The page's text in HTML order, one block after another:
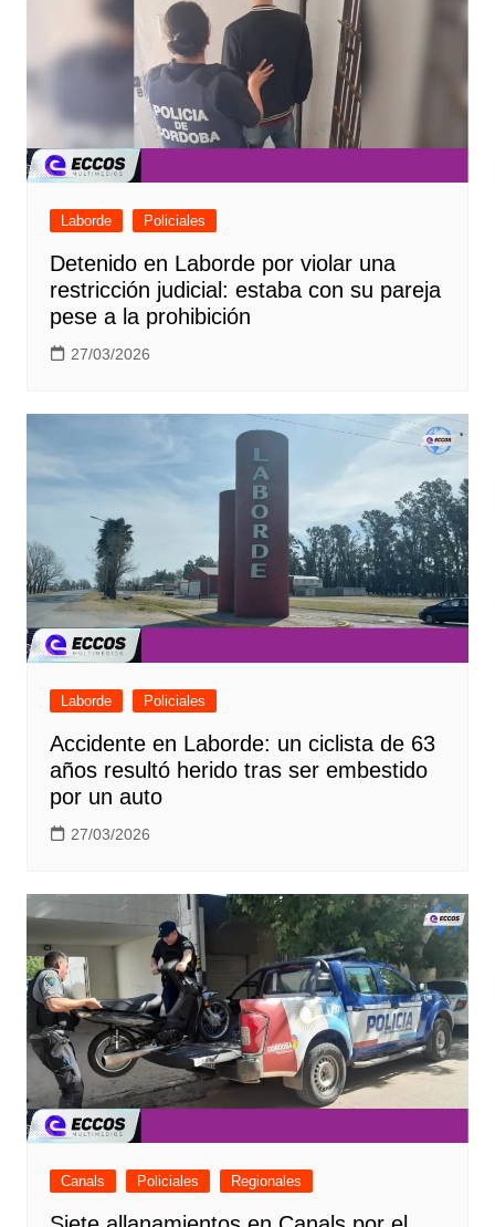
Laborde Policiales
Detenido en Laborde por violar una
restricción judicial: estaba con su pareja
pese a la prohibición
27/03/2026
Laborde Policiales
Accidente en Laborde: un ciclista de 63
años resultó herido tras ser embestido
por un auto
27/03/2026
Canals Policiales Regionales